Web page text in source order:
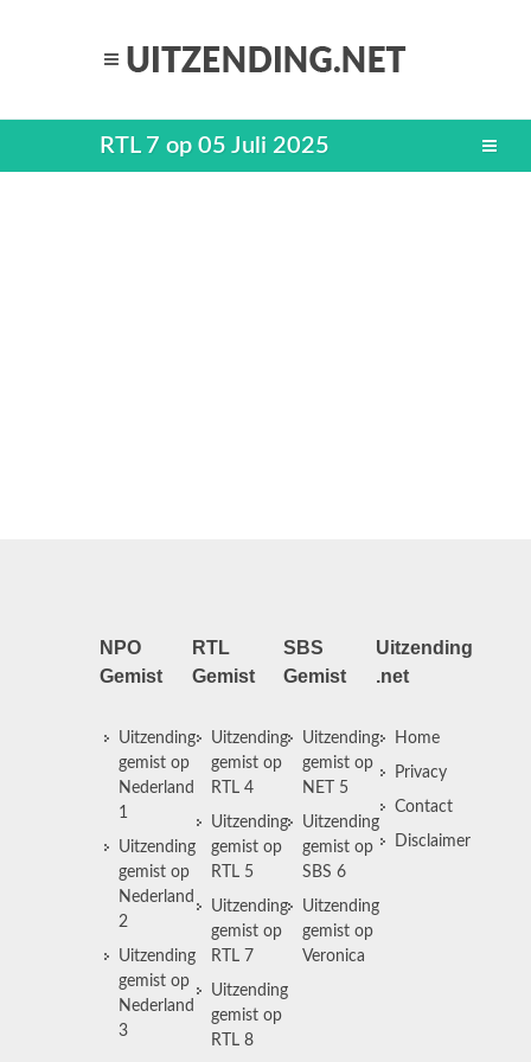
RTL 7 op 05 Juli 2025
NPO
Gemist
Uitzending
gemist op
Nederland
1
Uitzending
gemist op
Nederland
2
Uitzending
gemist op
Nederland
3
RTL
Gemist
Uitzending
gemist op
RTL 4
Uitzending
gemist op
RTL 5
Uitzending
gemist op
RTL 7
Uitzending
gemist op
RTL 8
SBS
Gemist
Uitzending
gemist op
NET 5
Uitzending
gemist op
SBS 6
Uitzending
gemist op
Veronica
Uitzending
.net
Home
Privacy
Contact
Disclaimer